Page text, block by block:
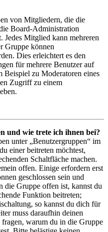
von Mitgliedern, die die
Board-Administration
Jedes Mitglied kann mehreren
Gruppe können
Dies erleichtert es den
für mehrere Benutzer auf
Beispiel zu Moderatoren eines
Zugriff zu einem
und wie trete ich ihnen bei?
unter „Benutzergruppen“ im
einer beitreten möchtest,
Schaltfläche machen.
offen. Einige erfordern erst
geschlossen sein und
die Gruppe offen ist, kannst du
Funktion beitreten;
so kannst du dich für
muss daraufhin deinen
warum du in die Gruppe